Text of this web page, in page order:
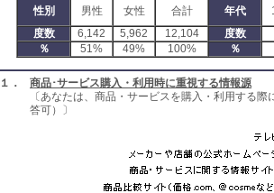
性別 男性 女性 合計 年代
度数
6,142 5,962 12,104
度数
％
51% 49% 100% ％
１．
商品･サービス購入・利用時に重視する情報源
〔あなたは、商品・サービスを購入・利用する
答可）〕